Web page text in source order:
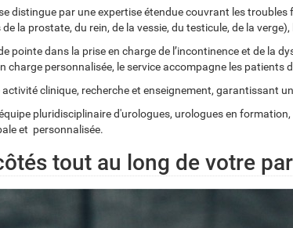
se distingue par une expertise étendue couvrant les
la prostate, du rein, de la vessie, du testicule, de la
pointe dans la prise en charge de l’incontinence et de
charge personnalisée, le service accompagne les
clinique, recherche et enseignement, garantissant
équipe pluridisciplinaire d'urologues, urologues en
et personnalisée.
tout au long de votre